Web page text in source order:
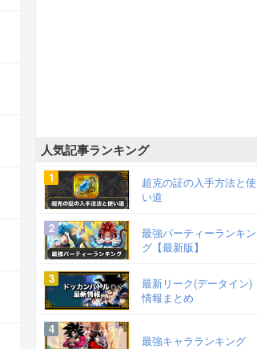
人気記事ランキング
超克の証の入手方法と使
い道
最強パーティーランキン
グ【最新版】
最新リーク(データイン)
情報まとめ
最強キャラランキング